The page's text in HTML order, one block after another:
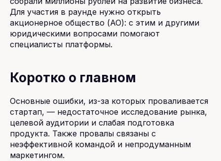
Для участия в раунде нужно открыть
акционерное общество (АО): с этим и другими
юридическими вопросами помогают
специалисты платформы.
Коротко о главном
Основные ошибки, из-за которых проваливается
стартап, — недостаточное исследование рынка,
целевой аудитории и слабая подготовка
продукта. Также провалы связаны с
неэффективной командой и непродуманным
маркетингом.